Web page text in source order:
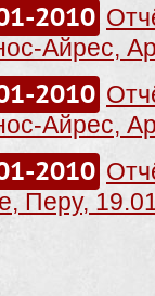
2010
Айрес,
2010
Айрес,
2010
Перу,